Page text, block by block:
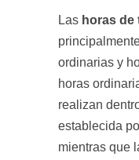
Las horas de
ordinarias y
horas
realizan
establecida
mientras que